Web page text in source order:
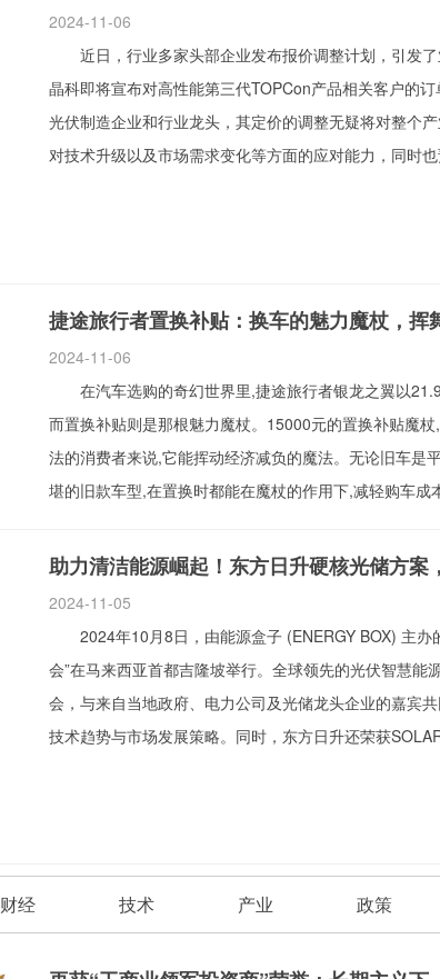
2024-11-06
近日，行业多家头部企业发布报价调整计划，引发了
晶科即将宣布对高性能第三代TOPCon产品相关客户的
光伏制造企业和行业龙头，其定价的调整无疑将对整个
对技术升级以及市场需求变化等方面的应对能力，同时
捷途旅行者置换补贴：换车的魅力魔杖，挥
2024-11-06
在汽车选购的奇幻世界里,捷途旅行者银龙之翼以
而置换补贴则是那根魅力魔杖。15000元的置换补贴魔
法的消费者来说,它能挥动经济减负的魔法。无论旧车是
堪的旧款车型,在置换时都能在魔杖的作用下,减轻购车成
助力清洁能源崛起！东方日升硬核光储方案
2024-11-05
2024年10月8日，由能源盒子 (ENERGY BOX) 主办
会”在马来西亚首都吉隆坡举行。全球领先的光伏智慧能
会，与来自当地政府、电力公司及光储龙头企业的嘉宾
技术趋势与市场发展策略。同时，东方日升还荣获
财经 技术 产业 政策